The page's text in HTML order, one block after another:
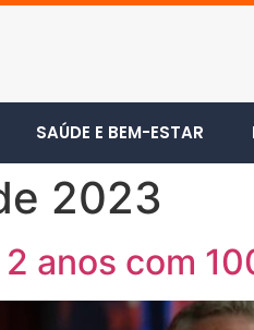
SAÚDE E BEM-ESTAR
2023
anos com